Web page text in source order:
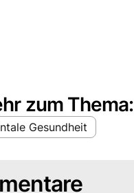
zum Thema:
Gesundheit